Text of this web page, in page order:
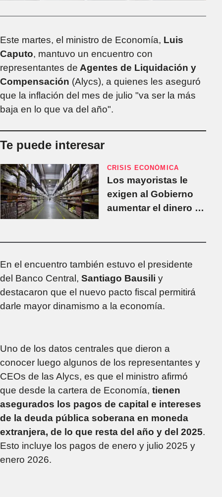
Este martes, el ministro de Economía, Luis
Caputo, mantuvo un encuentro con
representantes de Agentes de Liquidación y
Compensación (Alycs), a quienes les aseguró
que la inflación del mes de julio "va ser la más
baja en lo que va del año".
Te puede interesar
CRISIS ECONÓMICA
Los mayoristas le
exigen al Gobierno
aumentar el dinero en
En el encuentro también estuvo el presidente
del Banco Central, Santiago Bausili y
destacaron que el nuevo pacto fiscal permitirá
darle mayor dinamismo a la economía.
Uno de los datos centrales que dieron a
conocer luego algunos de los representantes y
CEOs de las Alycs, es que el ministro afirmó
que desde la cartera de Economía, tienen
asegurados los pagos de capital e intereses
de la deuda pública soberana en moneda
extranjera, de lo que resta del año y del 2025.
Esto incluye los pagos de enero y julio 2025 y
enero 2026.